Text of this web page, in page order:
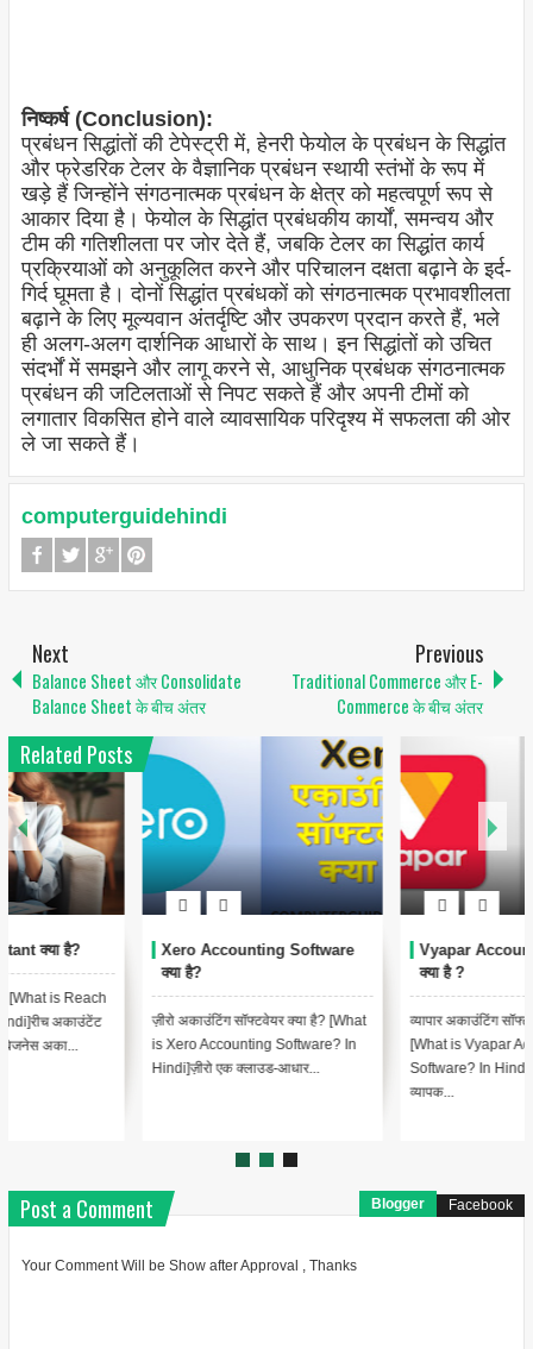
निष्कर्ष (Conclusion):
प्रबंधन सिद्धांतों की टेपेस्ट्री में, हेनरी फेयोल के प्रबंधन के सिद्धांत
और फ्रेडरिक टेलर के वैज्ञानिक प्रबंधन स्थायी स्तंभों के रूप में
खड़े हैं जिन्होंने संगठनात्मक प्रबंधन के क्षेत्र को महत्वपूर्ण रूप से
आकार दिया है। फेयोल के सिद्धांत प्रबंधकीय कार्यों, समन्वय और
टीम की गतिशीलता पर जोर देते हैं, जबकि टेलर का सिद्धांत कार्य
प्रक्रियाओं को अनुकूलित करने और परिचालन दक्षता बढ़ाने के इर्द-
गिर्द घूमता है। दोनों सिद्धांत प्रबंधकों को संगठनात्मक प्रभावशीलता
बढ़ाने के लिए मूल्यवान अंतर्दृष्टि और उपकरण प्रदान करते हैं, भले
ही अलग-अलग दार्शनिक आधारों के साथ। इन सिद्धांतों को उचित
संदर्भों में समझने और लागू करने से, आधुनिक प्रबंधक संगठनात्मक
प्रबंधन की जटिलताओं से निपट सकते हैं और अपनी टीमों को
लगातार विकसित होने वाले व्यावसायिक परिदृश्य में सफलता की ओर
ले जा सकते हैं।
computerguidehindi
Next
Balance Sheet और Consolidate
Balance Sheet के बीच अंतर
Previous
Traditional Commerce और E-
Commerce के बीच अंतर
Related Posts
Xero Accounting Software
क्या है?
ज़ीरो अकाउंटिंग सॉफ्टवेयर क्या है? [What
is Xero Accounting Software? In
Hindi]ज़ीरो एक क्लाउड-आधार...
Vyapar Accounting Software
व्यापार अकाउंटिंग सॉफ्टवेयर क्या है?
[What is Vyapar Accounting
Software? In Hindi]व्यापार एक
Post a Comment Blogger Facebook
Your Comment Will be Show after Approval , Thanks